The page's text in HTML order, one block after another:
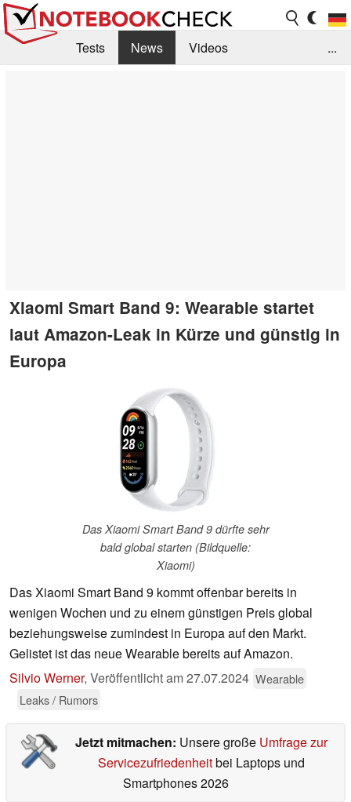
Tests News
Videos
...
Xiaomi Smart Band 9: Wearable startet
laut Amazon-Leak in Kürze und günstig in
Europa
Das Xiaomi Smart Band 9 dürfte sehr
bald global starten (Bildquelle:
Xiaomi)
Das Xiaomi Smart Band 9 kommt offenbar bereits in
wenigen Wochen und zu einem günstigen Preis global
beziehungsweise zumindest in Europa auf den Markt.
Gelistet ist das neue Wearable bereits auf Amazon.
Silvio Werner, Veröffentlicht am27.07.2024 Wearable
Leaks / Rumors
Jetzt mitmachen: Unsere große Umfrage zur
Servicezufriedenheitbei Laptops und
Smartphones 2026